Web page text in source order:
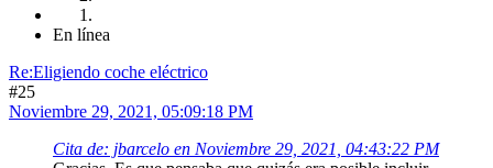
En línea
Re:Eligiendo coche eléctrico
#25
Noviembre 29, 2021, 05:09:18 PM
Cita de: jbarcelo en Noviembre 29, 2021, 04:43:22 PM